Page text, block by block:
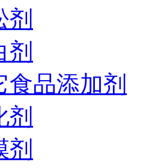
剂
剂
食品添加剂
剂
剂